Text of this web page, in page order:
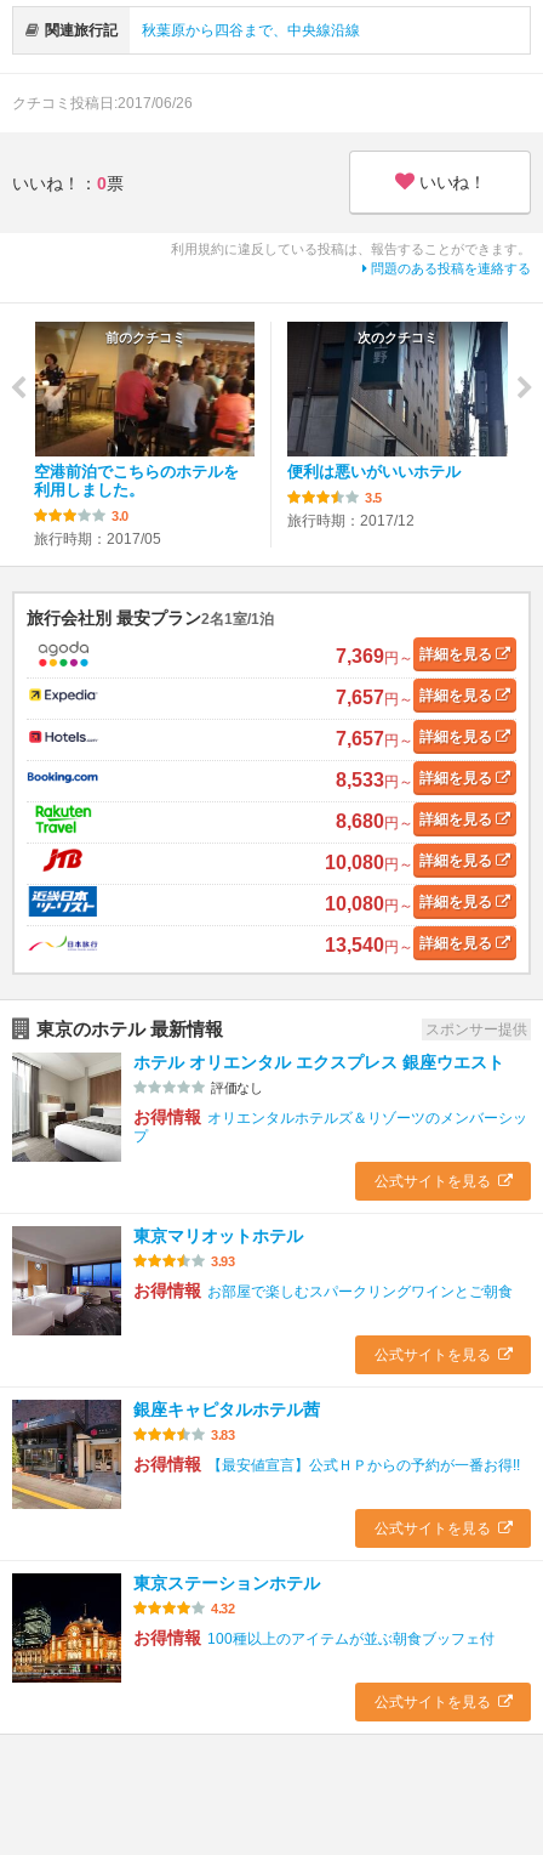
関連旅行記 秋葉原から四谷まで、中央線沿線
クチコミ投稿日:2017/06/26
いいね！： 0票 いいね！
利用規約に違反している投稿は、報告することができます。
問題のある投稿を連絡する
前のクチコミ
空港前泊でこちらのホテルを
利用しました。
3.0
旅行時期：2017/05
次のクチコミ
便利は悪いがいいホテル
3.5
旅行時期：2017/12
旅行会社別 最安プラン2名1室/1泊
7,369円～ 詳細を見る
7,657円～ 詳細を見る
7,657円～ 詳細を見る
8,533円～ 詳細を見る
8,680円～ 詳細を見る
10,080円～ 詳細を見る
10,080円～ 詳細を見る
13,540円～ 詳細を見る
東京のホテル 最新情報 スポンサー提供
ホテル オリエンタル エクスプレス 銀座ウエスト
評価なし
お得情報 オリエンタルホテルズ＆リゾーツのメンバーシッ
プ
公式サイトを見る
東京マリオットホテル
3.93
お得情報 お部屋で楽しむスパークリングワインとご朝食
公式サイトを見る
銀座キャピタルホテル茜
3.83
お得情報 【最安値宣言】公式ＨＰからの予約が一番お得!!
公式サイトを見る
東京ステーションホテル
4.32
お得情報 100種以上のアイテムが並ぶ朝食ブッフェ付
公式サイトを見る